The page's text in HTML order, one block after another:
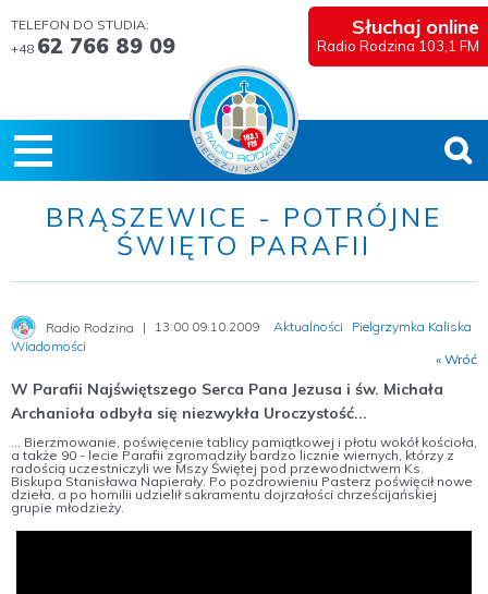
TELEFON DO STUDIA:
+48 62 766 89 09
Słuchaj online
Radio Rodzina 103,1 FM
BRĄSZEWICE - POTRÓJNE
ŚWIĘTO PARAFII
Radio Rodzina 13:00 09.10.2009 Aktualności
Pielgrzymka Kaliska
Wiadomości
« Wróć
W Parafii Najświętszego Serca Pana Jezusa i św. Michała
Archanioła odbyła się niezwykła Uroczystość...
... Bierzmowanie, poświęcenie tablicy pamiątkowej i płotu wokół kościoła,
a także 90 - lecie Parafii zgromadziły bardzo licznie wiernych, którzy z
radością uczestniczyli we Mszy Świętej pod przewodnictwem Ks.
Biskupa Stanisława Napierały. Po pozdrowieniu Pasterz poświęcił nowe
dzieła, a po homilii udzielił sakramentu dojrzałości chrześcijańskiej
grupie młodzieży.